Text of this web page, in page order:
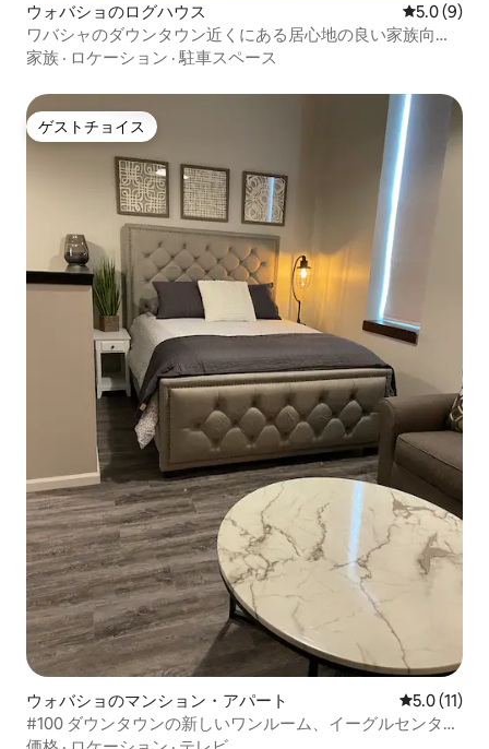
ウォバショのログハウス レビュー9
5.0 (9)
ワバシャのダウンタウン近くにある居心地の良い家族向け
ログハウス
家族 · ロケーション ·駐車スペース
ゲストチョイス
ゲストチョイス
ウォバショのマンション・アパート レビュー11
5.0 (11)
#100 ダウンタウンの新しいワンルーム、イーグルセンター
の隣